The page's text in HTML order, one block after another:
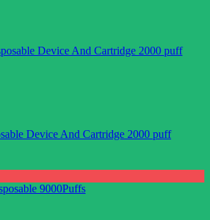
Device And Cartridge 2000 puff